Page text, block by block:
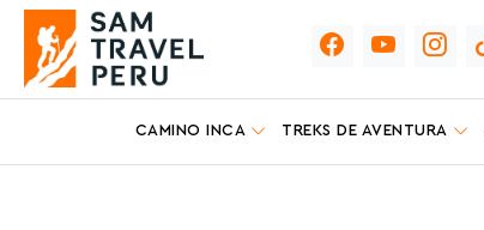
CAMINO INCA TREKS DE AVENTURA